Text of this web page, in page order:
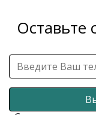
Оставьте